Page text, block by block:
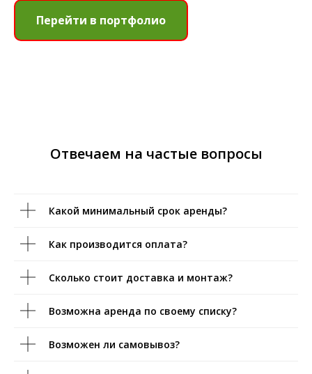
Перейти в портфолио
Отвечаем на частые вопросы
Какой минимальный срок аренды?
Как производится оплата?
Сколько стоит доставка и монтаж?
Возможна аренда по своему списку?
Возможен ли самовывоз?